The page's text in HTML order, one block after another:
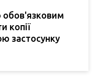
обов'язковим
копії
застосунку